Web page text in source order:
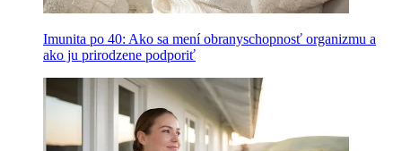
Imunita po 40: Ako sa mení obranyschopnosť organizmu a
ako ju prirodzene podporiť